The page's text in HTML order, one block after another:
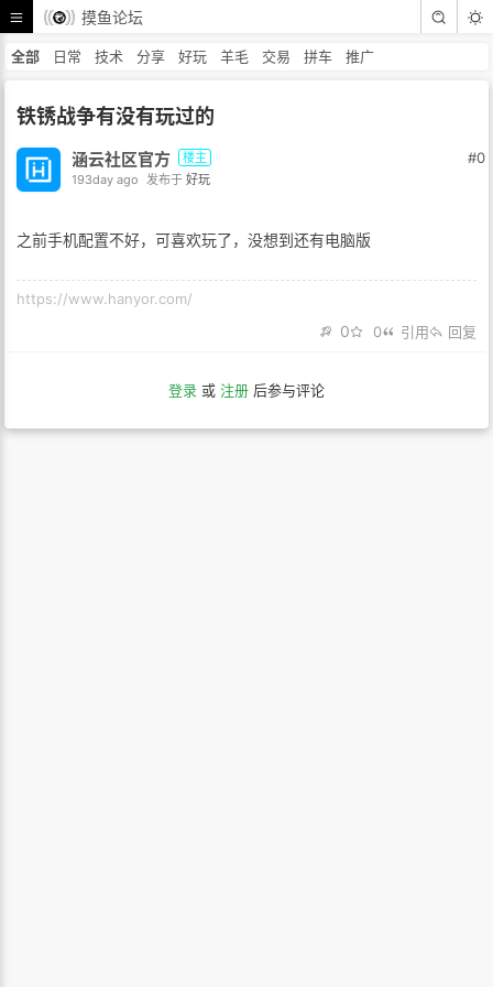
摸鱼论坛
全部 日常 技术 分享 好玩 羊毛 交易 拼车 推广
铁锈战争有没有玩过的
涵云社区官方
楼主
193day ago
发布于 好玩
#0
之前手机配置不好，可喜欢玩了，没想到还有电脑版
https://www.hanyor.com/
0 0 引用 回复
登录 或 注册 后参与评论